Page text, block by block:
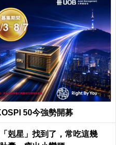
50今強勢開募
剋星」找到了，常吃這幾